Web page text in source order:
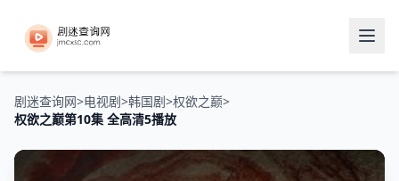
剧迷查询网>电视剧>韩国剧>权欲之巅>
权欲之巅第10集 全高清5播放